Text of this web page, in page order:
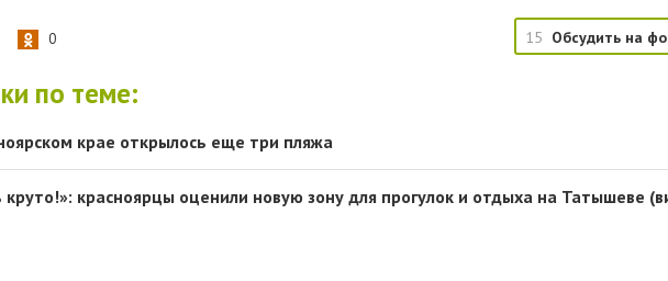
0 15 Обсудить на
по теме:
крае открылось еще три пляжа
круто!»: красноярцы оценили новую зону для прогулок и отдыха на Татышеве